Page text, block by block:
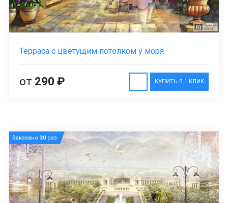
Терраса с цветущим потолком у моря
КУПИТЬ В 1 КЛИК
от 290 ₽
Заказано 30раз